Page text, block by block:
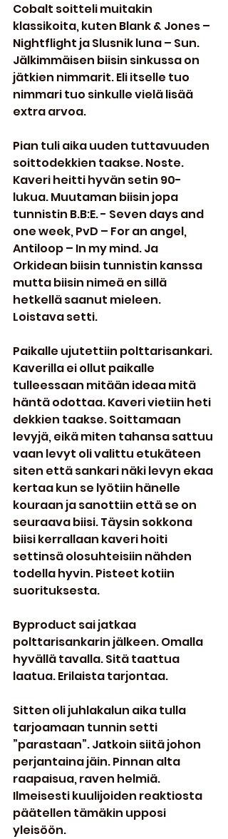
Cobalt soitteli muitakin
klassikoita, kuten Blank & Jones –
Nightflight ja Slusnik luna – Sun.
Jälkimmäisen biisin sinkussa on
jätkien nimmarit. Eli itselle tuo
nimmari tuo sinkulle vielä lisää
extra arvoa.
Pian tuli aika uuden tuttavuuden
soittodekkien taakse. Noste.
Kaveri heitti hyvän setin 90-
lukua. Muutaman biisin jopa
tunnistin B.B:E. - Seven days and
one week, PvD – For an angel,
Antiloop – In my mind. Ja
Orkidean biisin tunnistin kanssa
mutta biisin nimeä en sillä
hetkellä saanut mieleen.
Loistava setti.
Paikalle ujutettiin polttarisankari.
Kaverilla ei ollut paikalle
tulleessaan mitään ideaa mitä
häntä odottaa. Kaveri vietiin heti
dekkien taakse. Soittamaan
levyjä, eikä miten tahansa sattuu
vaan levyt oli valittu etukäteen
siten että sankari näki levyn ekaa
kertaa kun se lyötiin hänelle
kouraan ja sanottiin että se on
seuraava biisi. Täysin sokkona
biisi kerrallaan kaveri hoiti
settinsä olosuhteisiin nähden
todella hyvin. Pisteet kotiin
suorituksesta.
Byproduct sai jatkaa
polttarisankarin jälkeen. Omalla
hyvällä tavalla. Sitä taattua
laatua. Erilaista tarjontaa.
Sitten oli juhlakalun aika tulla
tarjoamaan tunnin setti
”parastaan”. Jatkoin siitä johon
perjantaina jäin. Pinnan alta
raapaisua, raven helmiä.
Ilmeisesti kuulijoiden reaktiosta
päätellen tämäkin upposi
yleisöön.